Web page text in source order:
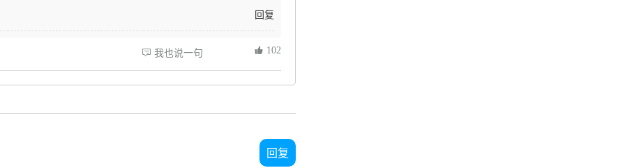
回复
 102
 我也说一句
回复